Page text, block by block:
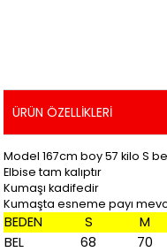
ÜRÜN ÖZELLIKLERI
Model 167cm boy 57 kilo S
Elbise tam kalıptır
Kumaşı kadifedir
Kumaşta esneme payı
BEDEN S M
BEL
68 70